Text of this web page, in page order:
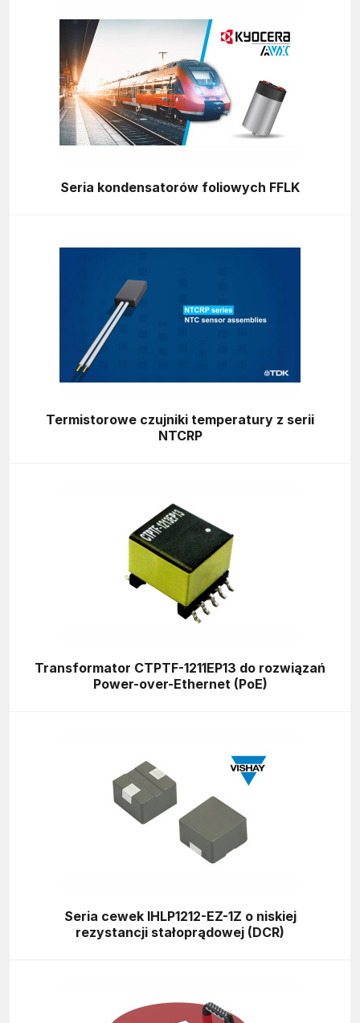
Seria kondensatorów foliowych FFLK
Termistorowe czujniki temperatury z serii
NTCRP
Transformator CTPTF-1211EP13 do rozwiązań
Power-over-Ethernet (PoE)
Seria cewek IHLP1212-EZ-1Z o niskiej
rezystancji stałoprądowej (DCR)